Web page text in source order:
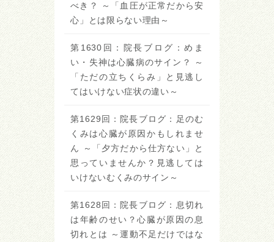
べき？ ～「血圧が正常だから安
心」とは限らない理由～
第1630回：院長ブログ：めま
い・失神は心臓病のサイン？ ～
「ただの立ちくらみ」と見逃し
てはいけない症状の違い～
第1629回：院長ブログ：足のむ
くみは心臓が原因かもしれませ
ん ～「夕方だから仕方ない」と
思っていませんか？見逃しては
いけないむくみのサイン～
第1628回：院長ブログ：息切れ
は年齢のせい？心臓が原因の息
切れとは ～運動不足だけではな